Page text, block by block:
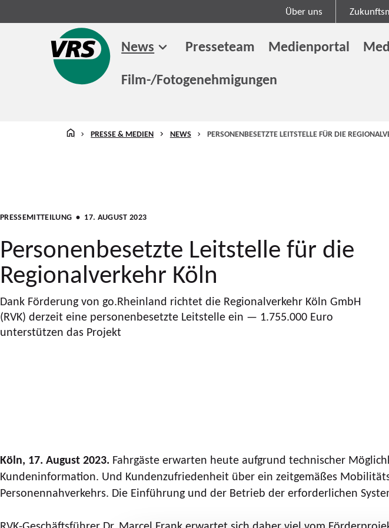
Über uns
News Presseteam Medienportal
Film-/Fotogenehmigungen
STARTSEITE
PRESSE & MEDIEN NEWS PERSONENBESETZTE LEITSTELLE FÜR DIE
PRESSEMITTEILUNG • 17. AUGUST 2023
Personenbesetzte Leitstelle für die
Regionalverkehr Köln
Dank Förderung von go.Rheinland richtet die Regionalverkehr Köln GmbH
(RVK) derzeit eine personenbesetzte Leitstelle ein — 1.755.000 Euro
unterstützen das Projekt
Köln, 17. August 2023. Fahrgäste erwarten heute aufgrund technischer
Kundeninformation. Und Kundenzufriedenheit über ein zeitgemäßes
Personennahverkehrs. Die Einführung und der Betrieb der erforderlichen